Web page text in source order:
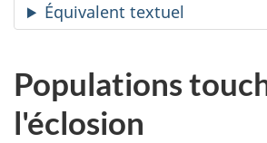
Équivalent textuel
Populations
l'éclosion